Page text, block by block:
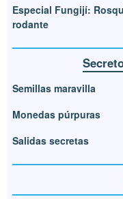
Especial Fungijí:
rodante
Semillas maravilla
Monedas púrpuras
Salidas secretas